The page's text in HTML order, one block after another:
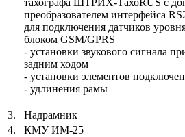
тахографа ШТРИХ-ТахоRUS с
преобразователем интерфейса
для подключения датчиков
блоком GSM/GPRS
- установки звукового сигнала
задним ходом
- установки элементов
- удлинения рамы
3. Надрамник
4.
КМУ ИМ-25